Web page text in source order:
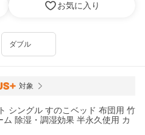
お気に入り
ダブル
対象
シングル すのこベッド 布団用 竹
除湿・調湿効果 半永久使用 カ